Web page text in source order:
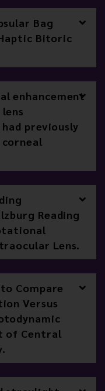
Bag
Bitoric
enhancement
previously
Reading
Lens.
Compare
Versus
of Central